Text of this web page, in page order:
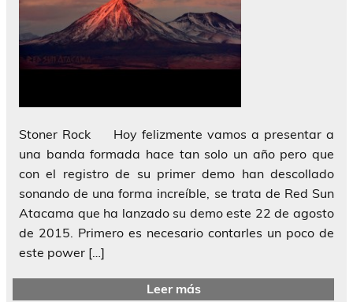
Stoner Rock Hoy felizmente vamos a presentar a
una banda formada hace tan solo un año pero que
con el registro de su primer demo han descollado
sonando de una forma increíble, se trata de Red Sun
Atacama que ha lanzado su demo este 22 de agosto
de 2015. Primero es necesario contarles un poco de
este power […]
Leer más